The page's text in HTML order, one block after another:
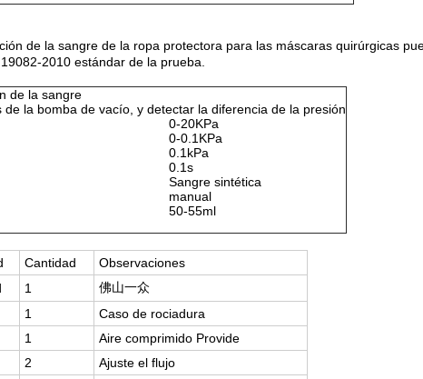
de la sangre de la ropa protectora para las máscaras quirúrgicas
2010 estándar de la prueba.
de la sangre
la bomba de vacío, y detectar la diferencia de la presión
0-20KPa
0-0.1KPa
0.1kPa
0.1s
Sangre sintética
manual
50-55ml
Cantidad
Observaciones
1
佛山一众
1
Caso de rociadura
1
Aire comprimido Provide
2
Ajuste el flujo